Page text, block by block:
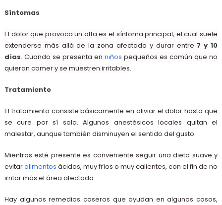
Síntomas
El dolor que provoca un afta es el síntoma principal, el cual suele
extenderse más allá de la zona afectada y durar entre 7 y 10
días. Cuando se presenta en niños pequeños es común que no
quieran comer y se muestren irritables.
Tratamiento
El tratamiento consiste básicamente en aliviar el dolor hasta que
se cure por sí sola. Algunos anestésicos locales quitan el
malestar, aunque también disminuyen el sentido del gusto.
Mientras esté presente es conveniente seguir una dieta suave y
evitaralimentos ácidos, muy fríos o muy calientes, con el fin de no
irritar más el área afectada.
Hay algunos remedios caseros que ayudan en algunos casos,